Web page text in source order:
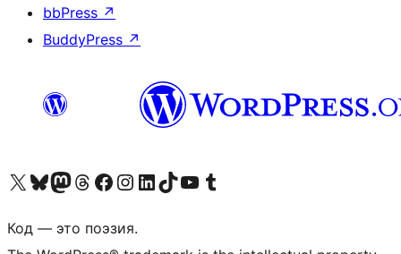
bbPress ↗
BuddyPress ↗
Посетите нас в X (ранее Twitter)
Посетите нашу учётную запись в Bluesky
Посетите нашу ленту в Mastodon
Посетите нашу учётную запись в Threads
Посетите нашу страницу на Facebook
Посетите наш Instagram
Посетите нашу страницу в LinkedIn
Посетите нашу учётную запись в TikTok
Посетите наш канал YouTube
Посетите нашу учётную запись в Tumblr
Код — это поэзия.